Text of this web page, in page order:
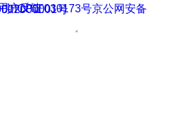
户反馈
ICP证030173号
11000002000001号